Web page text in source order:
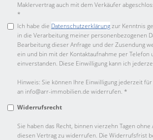
Maklervertrag auch mit dem Verkäufer
*
Ich habe die Datenschutzerklärungzur Kenntnis
in die Verarbeitung meiner personenbezogenen
Bearbeitung dieser Anfrage und der Zusendung
ein und bin mit der Kontaktaufnahme per Telefon
einverstanden. Diese Einwilligung kann ich
Hinweis: Sie können Ihre Einwilligung jederzeit
an info@arr-immobilien.de widerrufen. *
Widerrufsrecht
Sie haben das Recht, binnen vierzehn Tagen ohne
diesen Vertrag zu widerrufen. Die Widerrufsfrist